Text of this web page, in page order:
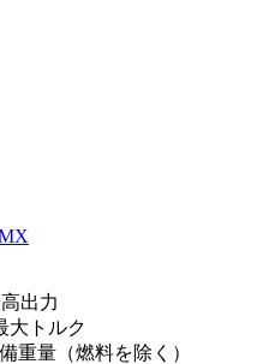
出力
大トルク
重量（燃料を除く）